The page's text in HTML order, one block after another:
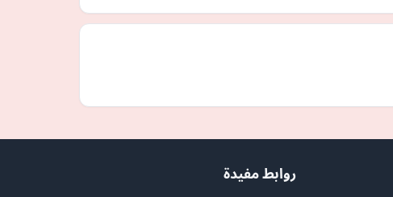
روابط مفيدة